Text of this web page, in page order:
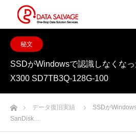
秘文
SSDがWindowsで認識しなくな
X300 SD7TB3Q-128G-100
ホームデータ復旧実績
SSDが
SanDisk…